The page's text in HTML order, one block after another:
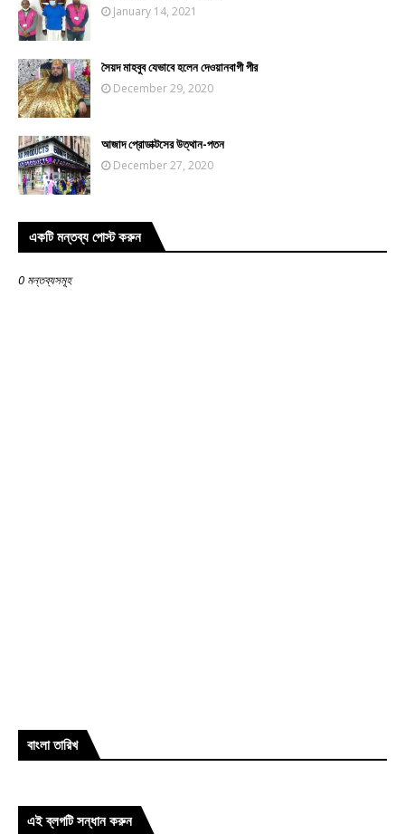
January 14, 2021
সৈয়দ মাহবুব যেভাবে হলেন দেওয়ানবাগী পীর
December 29, 2020
আজাদ প্রোডাক্টসের উত্থান-পতন
December 27, 2020
একটি মন্তব্য পোস্ট করুন
0 মন্তব্যসমূহ
বাংলা তারিখ
এই ব্লগটি সন্ধান করুন